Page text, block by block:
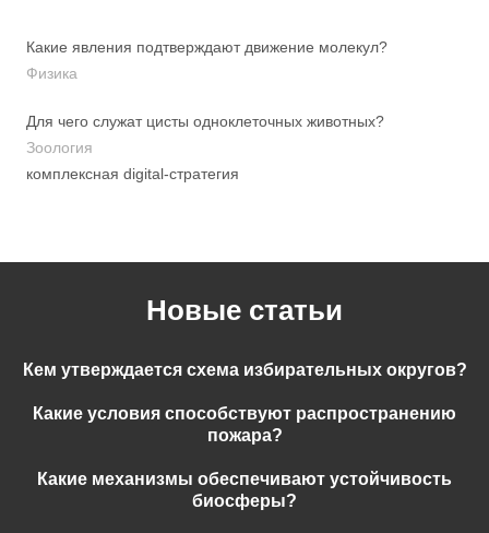
Какие явления подтверждают движение молекул?
Физика
Для чего служат цисты одноклеточных животных?
Зоология
комплексная digital-стратегия
Новые статьи
Кем утверждается схема избирательных округов?
Какие условия способствуют распространению
пожара?
Какие механизмы обеспечивают устойчивость
биосферы?